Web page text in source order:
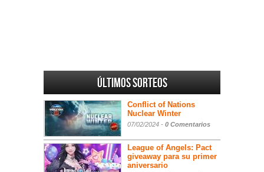
Últimos sorteos
Conflict of Nations
Nuclear Winter
07/02/2024 - 0 Comentarios
League of Angels: Pact
giveaway para su primer
aniversario